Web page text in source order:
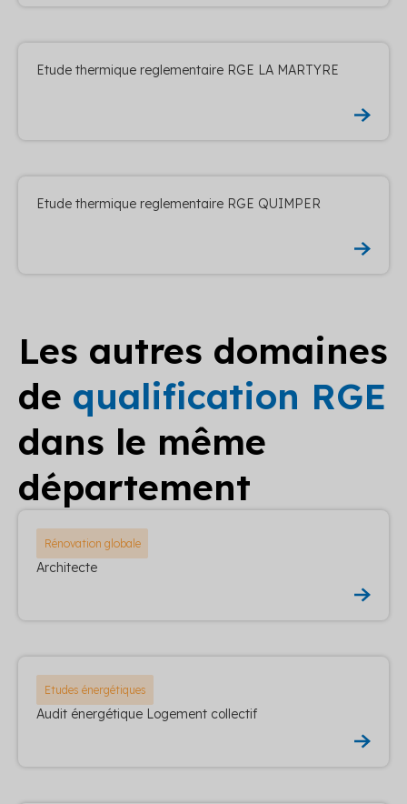
Etude thermique reglementaire RGE LA MARTYRE
Etude thermique reglementaire RGE QUIMPER
Les autres domaines
de qualification RGE
dans le même
département
Rénovation globale
Architecte
Etudes énergétiques
Audit énergétique Logement collectif